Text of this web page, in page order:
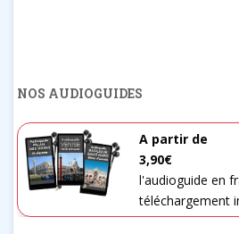
NOS AUDIOGUIDES
A partir de
3,90€
l'audioguide en
téléchargement